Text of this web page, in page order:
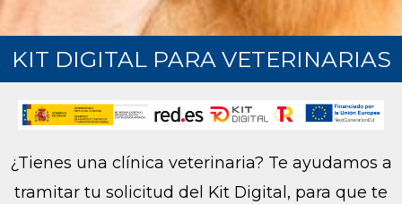
KIT DIGITAL PARA VETERINARIAS
¿Tienes una clínica veterinaria? Te ayudamos a
tramitar tu solicitud del Kit Digital, para que te